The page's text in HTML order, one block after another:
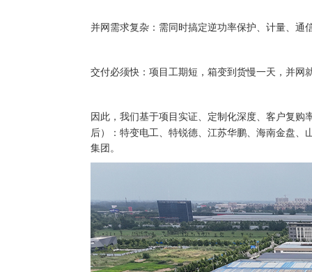
并网需求复杂：需同时搞定逆功率保护、计量、通
交付必须快：项目工期短，箱变到货慢一天，并网
因此，我们基于项目实证、定制化深度、客户复购
后）：特变电工、特锐德、江苏华鹏、海南金盘、
集团。